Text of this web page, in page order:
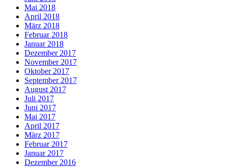
Mai 2018
April 2018
März 2018
Februar 2018
Januar 2018
Dezember 2017
November 2017
Oktober 2017
September 2017
August 2017
Juli 2017
Juni 2017
Mai 2017
April 2017
März 2017
Februar 2017
Januar 2017
Dezember 2016